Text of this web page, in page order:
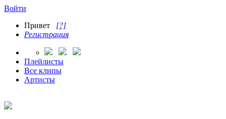
Войти
Привет [?]
Регистрация
Плейлисты
Все клипы
Артисты